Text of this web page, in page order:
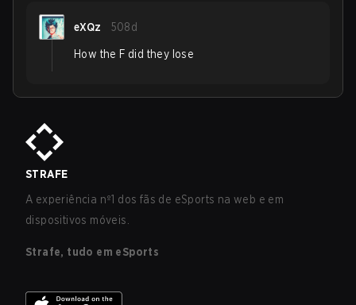
eXQz 508d
How the F did they lose
STRAFE
A experiência nº1 dos fãs de eSports na web e em
dispositivos móveis.
Strafe, tudo em eSports